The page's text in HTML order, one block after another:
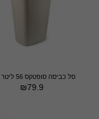
סל כביסה סופטקס 56 ליטר קרם
₪79.9